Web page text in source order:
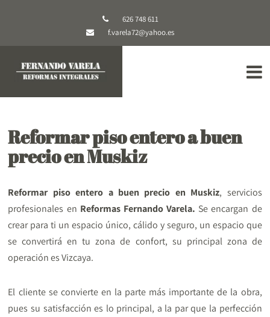
626 748 611
f.varela72@yahoo.es
Reformar piso entero a buen
precio en Muskiz
Reformar piso entero a buen precio en Muskiz, servicios
profesionales en Reformas Fernando Varela. Se encargan de
crear para ti un espacio único, cálido y seguro, un espacio que
se convertirá en tu zona de confort, su principal zona de
operación es Vizcaya.
El cliente se convierte en la parte más importante de la obra,
pues su satisfacción es lo principal, a la par que la perfección